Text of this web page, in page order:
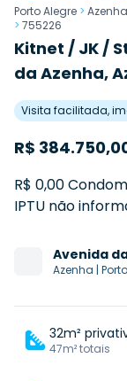
Porto Alegre > Azenha
> 755226
Kitnet / JK /
da Azenha,
Visita facilitada,
R$
R$ 0,00
IPTU não
Avenida
Azenha |
32m²
47m² totais